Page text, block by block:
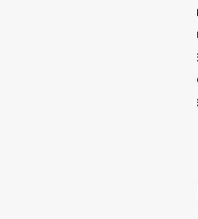
basés sur des
votre audience.
conçue de market
offre une flexibilité
simples cotes
nouvelle